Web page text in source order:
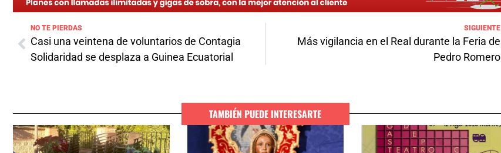
NO TE PIERDAS
Casi una veintena de voluntarios de Contagia
Solidaridad se desplaza a Guinea Ecuatorial
SIGUIENTE
Más vigilancia en el Real durante la Feria de
Pedro Romero
TAMBIÉN PUEDE INTERESARTE